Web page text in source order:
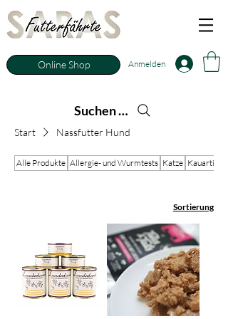
Anmelden
Online Shop
Suchen nach
Start Nassfutter Hund
Alle Produkte Allergie- und Wurmtests Katze Kauartikel
Sortierung